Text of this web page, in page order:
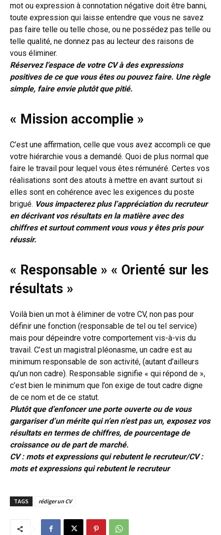
mot ou expression à connotation négative doit être banni,
toute expression qui laisse entendre que vous ne savez
pas faire telle ou telle chose, ou ne possédez pas telle ou
telle qualité, ne donnez pas au lecteur des raisons de
vous éliminer.
Réservez l’espace de votre CV à des expressions
positives de ce que vous êtes ou pouvez faire. Une règle
simple, faire envie plutôt que pitié.
« Mission accomplie »
C’est une affirmation, celle que vous avez accompli ce que
votre hiérarchie vous a demandé. Quoi de plus normal que
faire le travail pour lequel vous êtes rémunéré. Certes vos
réalisations sont des atouts à mettre en avant surtout si
elles sont en cohérence avec les exigences du poste
brigué. Vous impacterez plus l’appréciation du recruteur
en décrivant vos résultats en la matière avec des
chiffres et surtout comment vous vous y êtes pris pour
réussir.
« Responsable » « Orienté sur les
résultats »
Voilà bien un mot à éliminer de votre CV, non pas pour
définir une fonction (responsable de tel ou tel service)
mais pour dépeindre votre comportement vis-à-vis du
travail. C’est un magistral pléonasme, un cadre est au
minimum responsable de son activité, (autant d’ailleurs
qu’un non cadre). Responsable signifie « qui répond de »,
c’est bien le minimum que l’on exige de tout cadre digne
de ce nom et de ce statut.
Plutôt que d’enfoncer une porte ouverte ou de vous
gargariser d’un mérite qui n’en n’est pas un, exposez vos
résultats en termes de chiffres, de pourcentage de
croissance ou de part de marché.
CV : mots et expressions qui rebutent le recruteur/CV :
mots et expressions qui rebutent le recruteur
TAGS rédiger un CV